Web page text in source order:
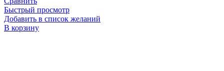
Быстрый просмотр
Добавить в список желаний
Количество
В корзину